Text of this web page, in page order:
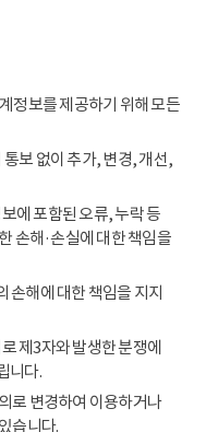
정보를 제공하기 위해 모든
보 없이 추가, 변경, 개선,
에 포함된 오류, 누락 등
손해·손실에 대한 책임을
손해에 대한 책임을 지지
제3자와 발생한 분쟁에
니다.
로 변경하여 이용하거나
습니다.